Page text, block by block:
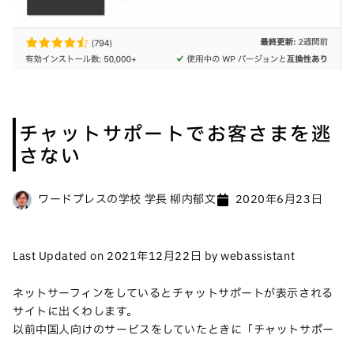
チャットサポートでお客さまを逃
さない
ワードプレスの学校 学長 柳内郁文 2020年6月23日
Last Updated on 2021年12月22日 by webassistant
ネットサーフィンをしているとチャットサポートが表示される
サイトに出くわします。
以前中国人向けのサービスをしていたときに「チャットサポー